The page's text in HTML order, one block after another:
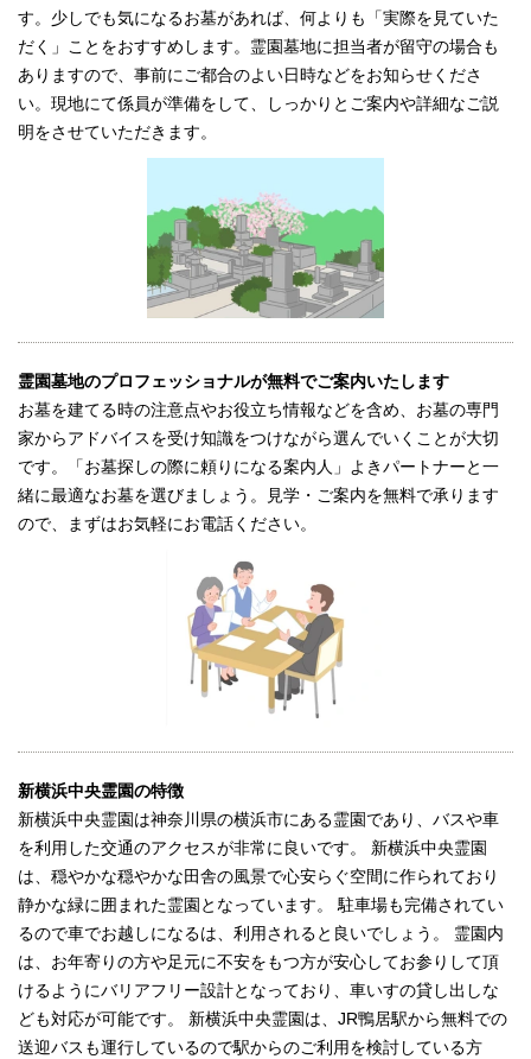
す。少しでも気になるお墓があれば、何よりも「実際を見ていた
だく」ことをおすすめします。霊園墓地に担当者が留守の場合も
ありますので、事前にご都合のよい日時などをお知らせくださ
い。現地にて係員が準備をして、しっかりとご案内や詳細なご説
明をさせていただきます。
霊園墓地のプロフェッショナルが無料でご案内いたします
お墓を建てる時の注意点やお役立ち情報などを含め、お墓の専門
家からアドバイスを受け知識をつけながら選んでいくことが大切
です。「お墓探しの際に頼りになる案内人」よきパートナーと一
緒に最適なお墓を選びましょう。見学・ご案内を無料で承ります
ので、まずはお気軽にお電話ください。
新横浜中央霊園の特徴
新横浜中央霊園は神奈川県の横浜市にある霊園であり、バスや車
を利用した交通のアクセスが非常に良いです。 新横浜中央霊園
は、穏やかな穏やかな田舎の風景で心安らぐ空間に作られており
静かな緑に囲まれた霊園となっています。 駐車場も完備されてい
るので車でお越しになるは、利用されると良いでしょう。 霊園内
は、お年寄りの方や足元に不安をもつ方が安心してお参りして頂
けるようにバリアフリー設計となっており、車いすの貸し出しな
ども対応が可能です。 新横浜中央霊園は、JR鴨居駅から無料での
送迎バスも運行しているので駅からのご利用を検討している方